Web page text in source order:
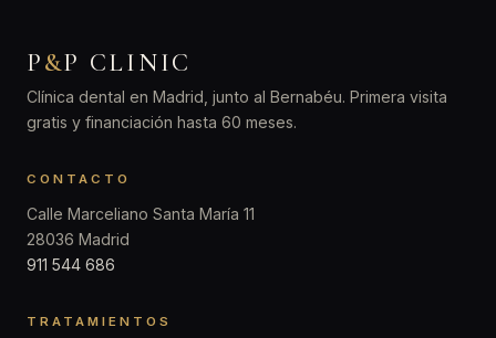
P&P CLINIC
Clínica dental en Madrid, junto al Bernabéu. Primera visita
gratis y financiación hasta 60 meses.
CONTACTO
Calle Marceliano Santa María 11
28036 Madrid
911 544 686
TRATAMIENTOS